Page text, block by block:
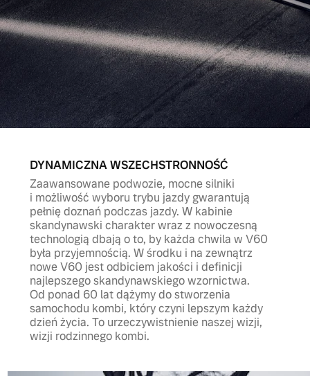
DYNAMICZNA WSZECHSTRONNOŚĆ
Zaawansowane podwozie, mocne silniki
i możliwość wyboru trybu jazdy gwarantują
pełnię doznań podczas jazdy. W kabinie
skandynawski charakter wraz z nowoczesną
technologią dbają o to, by każda chwila w V60
była przyjemnością. W środku i na zewnątrz
nowe V60 jest odbiciem jakości i definicji
najlepszego skandynawskiego wzornictwa.
Od ponad 60 lat dążymy do stworzenia
samochodu kombi, który czyni lepszym każdy
dzień życia. To urzeczywistnienie naszej wizji,
wizji rodzinnego kombi.